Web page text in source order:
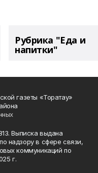
Рубрика "Еда и
напитки"
газеты «Торатау»
Выписка выдана
надзору в сфере связи,
коммуникаций по
г.